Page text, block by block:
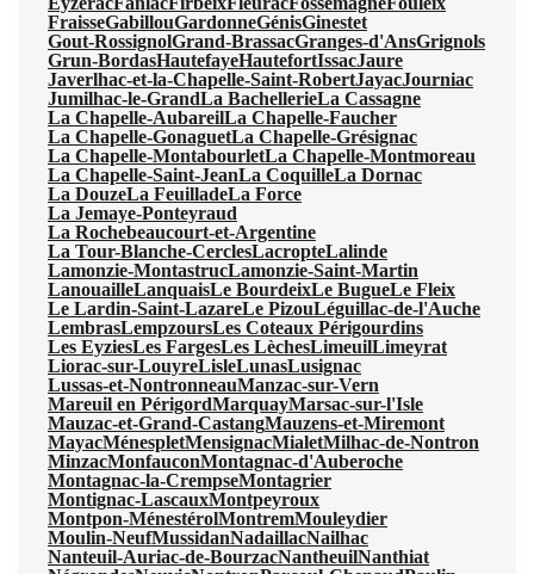
FraisseGabillouGardonneGénisGinestet
Gout-RossignolGrand-BrassacGranges-d'AnsGrignols
Grun-BordasHautefayeHautefortIssacJaure
Javerlhac-et-la-Chapelle-Saint-RobertJayacJourniac
Jumilhac-le-GrandLa BachellerieLa Cassagne
La Chapelle-AubareilLa Chapelle-Faucher
La Chapelle-GonaguetLa Chapelle-Grésignac
La Chapelle-MontabourletLa Chapelle-Montmoreau
La Chapelle-Saint-JeanLa CoquilleLa Dornac
La DouzeLa FeuilladeLa Force
La Jemaye-Ponteyraud
La Rochebeaucourt-et-Argentine
La Tour-Blanche-CerclesLacropteLalinde
Lamonzie-MontastrucLamonzie-Saint-Martin
LanouailleLanquaisLe BourdeixLe BugueLe Fleix
Le Lardin-Saint-LazareLe PizouLéguillac-de-l'Auche
LembrasLempzoursLes Coteaux Périgourdins
Les EyziesLes FargesLes LèchesLimeuilLimeyrat
Liorac-sur-LouyreLisleLunasLusignac
Lussas-et-NontronneauManzac-sur-Vern
Mareuil en PérigordMarquayMarsac-sur-l'Isle
Mauzac-et-Grand-CastangMauzens-et-Miremont
MayacMénespletMensignacMialetMilhac-de-Nontron
MinzacMonfauconMontagnac-d'Auberoche
Montagnac-la-CrempseMontagrier
Montignac-LascauxMontpeyroux
Montpon-MénestérolMontremMouleydier
Moulin-NeufMussidanNadaillacNailhac
Nanteuil-Auriac-de-BourzacNantheuilNanthiat